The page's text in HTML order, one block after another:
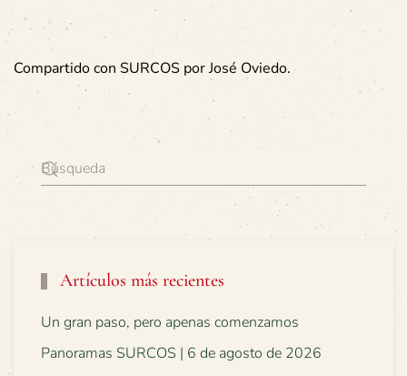
Compartido con SURCOS por José Oviedo.
Artículos más recientes
Un gran paso, pero apenas comenzamos
Panoramas SURCOS | 6 de agosto de 2026